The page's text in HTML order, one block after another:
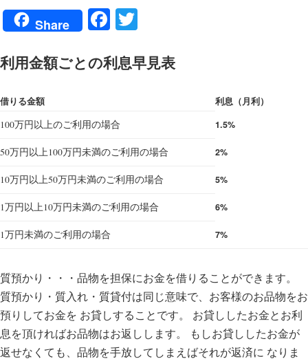
Share Fa
botte
利用金額ごとの利息早見表
借りる金額
利息（月利）
100万円以上のご利用の場合
1.5%
50万円以上100万円未満のご利用の場合 2%
10万円以上50万円未満のご利用の場合 5%
1万円以上10万円未満のご利用の場合 6%
1万円未満のご利用の場合 7%
質預かり・・・品物を担保にお金を借りることができます。
質預かり・質入れ・質貸付は同じ意味で、お客様のお品物をお
預りしてお金を お貸しすることです。 お貸ししたお金とお利
息を頂ければお品物はお返しします。 もしお貸ししたお金が
返せなくても、品物を手放してしまえばそれが返済に なりま